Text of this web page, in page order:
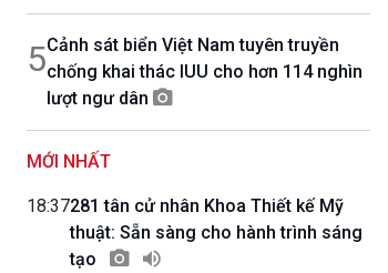
11h25-11h30
Chương trình đệm
11h30-11h35
Kết nối 54 (phát lại Thứ Tư)
Quảng cáo
11h59-12h00
Báo giờ
5Cảnh sát biển Việt Nam tuyên truyền
chống khai thác IUU cho hơn 114 nghìn
lượt ngư dân
MỚI NHẤT
18:37281 tân cử nhân Khoa Thiết kế Mỹ
thuật: Sẵn sàng cho hành trình sáng
tạo